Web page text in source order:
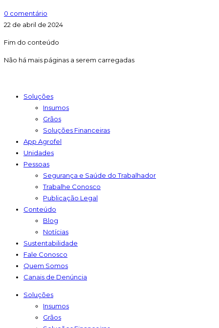
0 comentário
22 de abril de 2024
Fim do conteúdo
Não há mais páginas a serem carregadas
Soluções
Insumos
Grãos
Soluções Financeiras
App Agrofel
Unidades
Pessoas
Segurança e Saúde do Trabalhador
Trabalhe Conosco
Publicação Legal
Conteúdo
Blog
Notícias
Sustentabilidade
Fale Conosco
Quem Somos
Canais de Denúncia
Soluções
Insumos
Grãos